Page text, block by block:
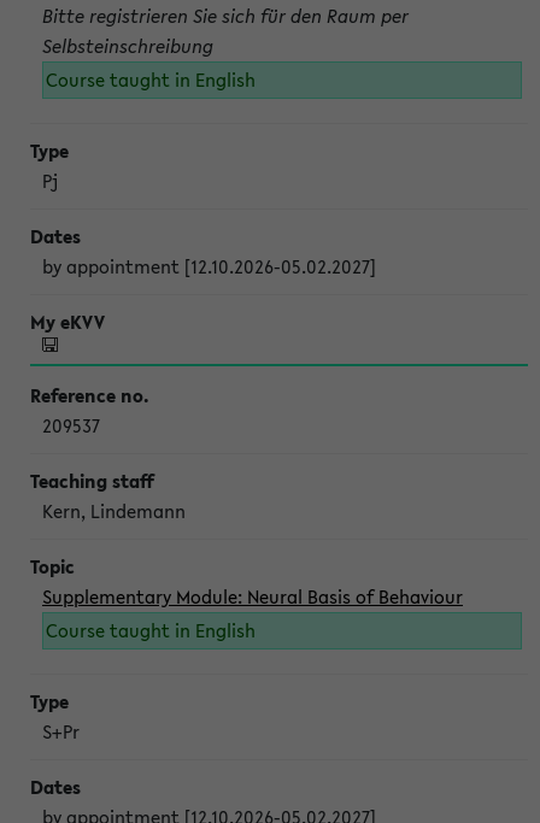
Bitte registrieren Sie sich für den Raum per
Selbsteinschreibung
Course taught in English
Pj
by appointment [12.10.2026-05.02.2027]
209537
Kern, Lindemann
Supplementary Module: Neural Basis of Behaviour
Course taught in English
S+Pr
by appointment [12.10.2026-05.02.2027]